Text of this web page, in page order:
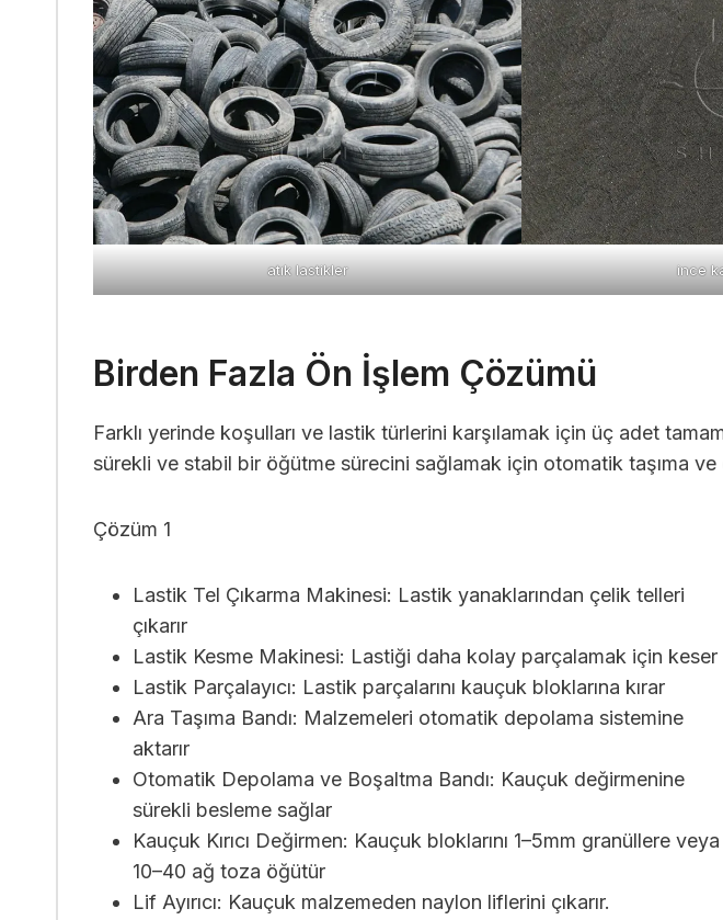
atık lastikler ince
Birden Fazla Ön İşlem Çözümü
Farklı yerinde koşulları ve lastik türlerini karşılamak için üç adet
sürekli ve stabil bir öğütme sürecini sağlamak için otomatik taşıma
Çözüm 1
Lastik Tel Çıkarma Makinesi: Lastik yanaklarından çelik telleri
çıkarır
Lastik Kesme Makinesi: Lastiği daha kolay parçalamak için keser
Lastik Parçalayıcı: Lastik parçalarını kauçuk bloklarına kırar
Ara Taşıma Bandı: Malzemeleri otomatik depolama sistemine
aktarır
Otomatik Depolama ve Boşaltma Bandı: Kauçuk değirmenine
sürekli besleme sağlar
Kauçuk Kırıcı Değirmen: Kauçuk bloklarını 1–5mm granüllere veya
10–40 ağ toza öğütür
Lif Ayırıcı: Kauçuk malzemeden naylon liflerini çıkarır.